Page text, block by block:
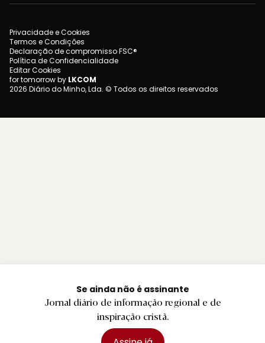
Se ainda não é assinante
Jornal diário de informação regional e de
inspiração cristã.
Privacidade e Cookies
Termos e Condições
Declaração de compromisso FSC®
Política de Confidencialidade
Editar Cookies
for tomorrow by LKCOM
2026 Diário do Minho, Lda. © Todos os direitos reservados